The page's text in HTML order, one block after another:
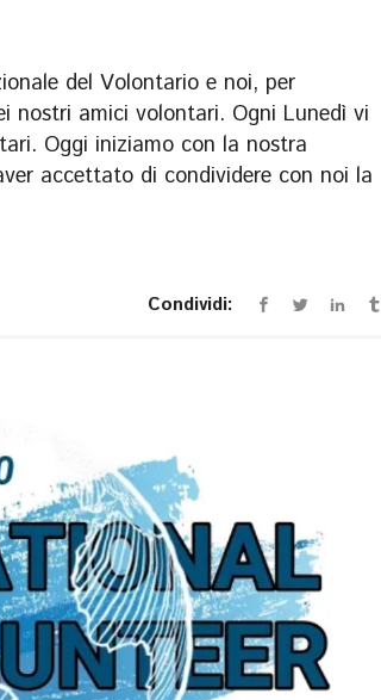
del Volontario e noi, per
nostri amici volontari. Ogni Lunedì vi
Oggi iniziamo con la nostra
accettato di condividere con noi la
Condividi: